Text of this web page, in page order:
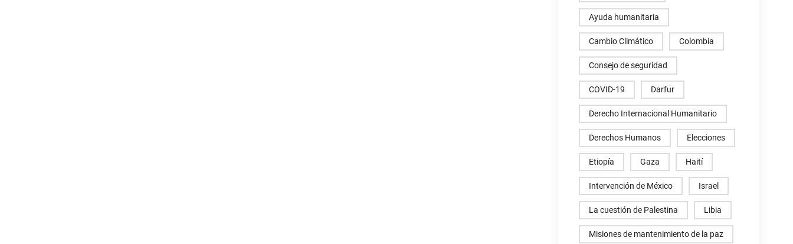
Ayuda humanitaria
Cambio Climático Colombia
Consejo de seguridad
COVID-19 Darfur
Derecho Internacional Humanitario
Derechos Humanos Elecciones
Etiopía Gaza Haití
Intervención de México Israel
La cuestión de Palestina Libia
Misiones de mantenimiento de la paz